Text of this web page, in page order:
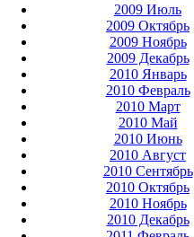
2009 Июль
2009 Октябрь
2009 Ноябрь
2009 Декабрь
2010 Январь
2010 Февраль
2010 Март
2010 Май
2010 Июнь
2010 Август
2010 Сентябрь
2010 Октябрь
2010 Ноябрь
2010 Декабрь